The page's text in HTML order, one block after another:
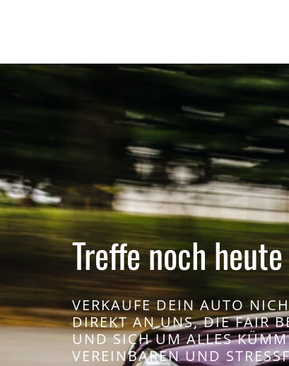
Treffe noch
VERKAUFE DEIN AUTO
DIREKT AN UNS, DIE FAIR
UND SICH UM ALLES
VEREINBAREN UND